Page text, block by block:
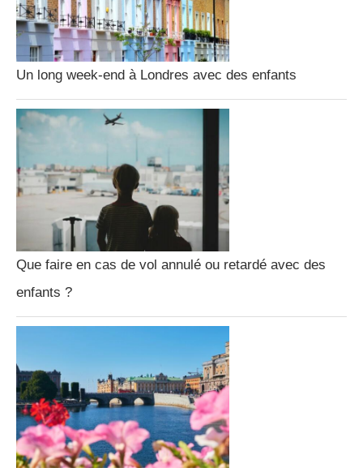
Un long week-end à Londres avec des enfants
Que faire en cas de vol annulé ou retardé avec des
enfants ?